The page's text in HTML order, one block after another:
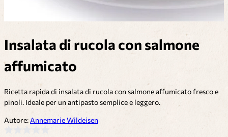
Insalata di rucola con salmone
affumicato
Ricetta rapida di insalata di rucola con salmone affumicato fresco e
pinoli. Ideale per un antipasto semplice e leggero.
Autore: Annemarie Wildeisen